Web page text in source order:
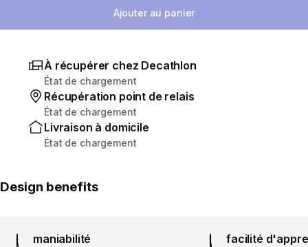
Ajouter au panier
À récupérer chez Decathlon
État de chargement
Récupération point de relais
État de chargement
Livraison à domicile
État de chargement
Design benefits
maniabilité facilité